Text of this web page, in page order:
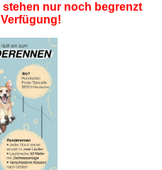
nur noch begrenzt